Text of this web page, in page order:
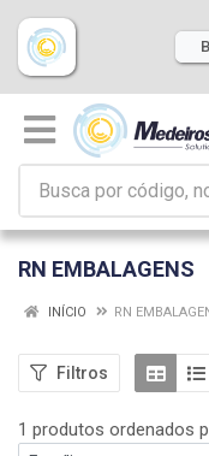
RN EMBALAGENS
INÍCIO RN
Filtros
1 produtos ordenados